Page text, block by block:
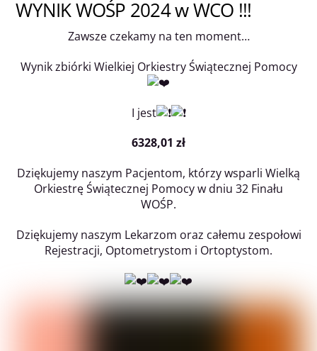
WYNIK WOŚP 2024 w WCO !!!
Zawsze czekamy na ten moment…
Wynik zbiórki Wielkiej Orkiestry Świątecznej Pomocy
I jest
6328,01 zł
Dziękujemy naszym Pacjentom, którzy wsparli Wielką
Orkiestrę Świątecznej Pomocy w dniu 32 Finału
WOŚP.
Dziękujemy naszym Lekarzom oraz całemu zespołowi
Rejestracji, Optometrystom i Ortoptystom.